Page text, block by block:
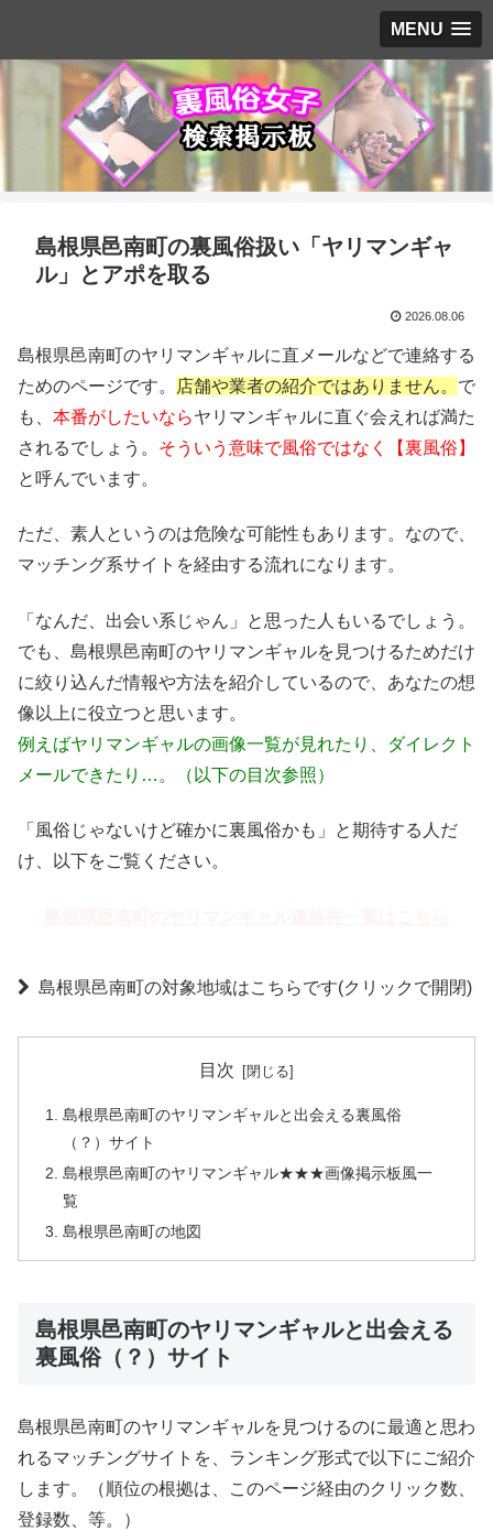
MENU
島根県邑南町の裏風俗扱い「ヤリマンギャ
ル」とアポを取る
2026.08.06
島根県邑南町のヤリマンギャルに直メールなどで連絡する
ためのページです。
店舗や業者の紹介ではありません。 で
も、 本番がしたいならヤリマンギャルに直ぐ会えれば満た
されるでしょう。 そういう意味で風俗ではなく【裏風俗】
と呼んでいます。
ただ、素人というのは危険な可能性もあります。なので、
マッチング系サイトを経由する流れになります。
「なんだ、出会い系じゃん」と思った人もいるでしょう。
でも、島根県邑南町のヤリマンギャルを見つけるためだけ
に絞り込んだ情報や方法を紹介しているので、あなたの想
像以上に役立つと思います。
例えばヤリマンギャルの画像一覧が見れたり、ダイレクト
メールできたり…。（以下の目次参照）
「風俗じゃないけど確かに裏風俗かも」と期待する人だ
け、以下をご覧ください。
島根県邑南町の対象地域はこちらです(クリックで開閉)
目次
島根県邑南町のヤリマンギャルと出会える裏風俗
（？）サイト
島根県邑南町のヤリマンギャル★★★画像掲示板風一
覧
島根県邑南町の地図
島根県邑南町のヤリマンギャルと出会える
裏風俗（？）サイト
島根県邑南町のヤリマンギャルを見つけるのに最適と思わ
れるマッチングサイトを、ランキング形式で以下にご紹介
します。（順位の根拠は、このページ経由のクリック数、
登録数、等。）